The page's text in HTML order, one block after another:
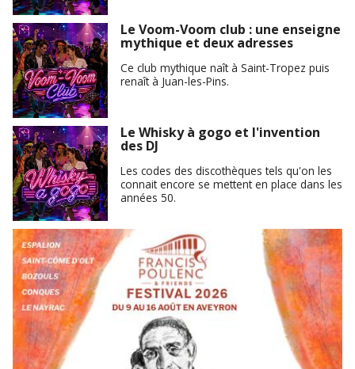
Le Voom-Voom club : une enseigne
mythique et deux adresses
Ce club mythique naît à Saint-Tropez puis
renaît à Juan-les-Pins.
Le Whisky à gogo et l'invention
des DJ
Les codes des discothèques tels qu'on les
connait encore se mettent en place dans les
années 50.